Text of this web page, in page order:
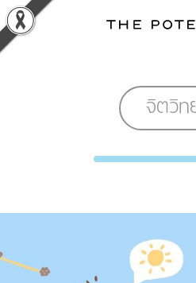
Skip
to
content
จิตวิท